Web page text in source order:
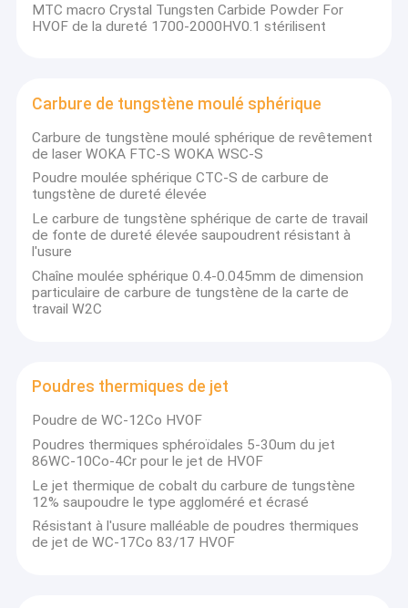
MTC macro Crystal Tungsten Carbide Powder For
HVOF de la dureté 1700-2000HV0.1 stérilisent
Carbure de tungstène moulé sphérique
Carbure de tungstène moulé sphérique de revêtement
de laser WOKA FTC-S WOKA WSC-S
Poudre moulée sphérique CTC-S de carbure de
tungstène de dureté élevée
Le carbure de tungstène sphérique de carte de travail
de fonte de dureté élevée saupoudrent résistant à
l'usure
Chaîne moulée sphérique 0.4-0.045mm de dimension
particulaire de carbure de tungstène de la carte de
travail W2C
Poudres thermiques de jet
Poudre de WC-12Co HVOF
Poudres thermiques sphéroïdales 5-30um du jet
86WC-10Co-4Cr pour le jet de HVOF
Le jet thermique de cobalt du carbure de tungstène
12% saupoudre le type aggloméré et écrasé
Résistant à l'usure malléable de poudres thermiques
de jet de WC-17Co 83/17 HVOF